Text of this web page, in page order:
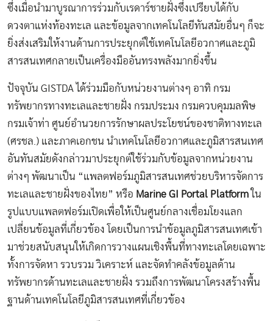
ซึ่งเมื่อนำมาบูรณาการร่วมกับเรดาร์ชายฝั่งซึ่งเปรียบได้กับ
ดวงตาแห่งท้องทะเล และข้อมูลจากเทคโนโลยีทันสมัยอื่นๆ ก็จะ
ยิ่งส่งเสริมให้งานด้านการประยุกต์ใช้เทคโนโลยีอวกาศและภูมิ
สารสนเทศกลายเป็นเครื่องมืออันทรงพลังมากยิ่งขึ้น
ปัจจุบัน GISTDA ได้ร่วมมือกับหน่วยงานต่างๆ อาทิ กรม
ทรัพยากรทางทะเลและชายฝั่ง กรมประมง กรมควบคุมมลพิษ
กรมเจ้าท่า ศูนย์อำนวยการรักษาผลประโยชน์ของชาติทางทะเล
(ศรชล.) และภาคเอกชน นำเทคโนโลยีอวกาศและภูมิสารสนเทศ
อันทันสมัยดังกล่าวมาประยุกต์ใช้ร่วมกับข้อมูลจากหน่วยงาน
ต่างๆ พัฒนาเป็น “แพลตฟอร์มภูมิสารสนเทศช่วยบริหารจัดการ
ทะเลและชายฝั่งของไทย” หรือ Marine GI Portal Platform ใน
รูปแบบแพลตฟอร์มเปิดเพื่อให้เป็นศูนย์กลางเชื่อมโยงแลก
เปลี่ยนข้อมูลที่เกี่ยวข้อง โดยเป็นการนำข้อมูลภูมิสารสนเทศเข้า
มาช่วยสนับสนุนให้เกิดการวางแผนเชิงพื้นที่ทางทะเลโดยเฉพาะ
ทั้งการจัดหา รวบรวม วิเคราะห์ และจัดทำคลังข้อมูลด้าน
ทรัพยากรด้านทะเลและชายฝั่ง รวมถึงการพัฒนาโครงสร้างพื้น
ฐานด้านเทคโนโลยีภูมิสารสนเทศที่เกี่ยวข้อง